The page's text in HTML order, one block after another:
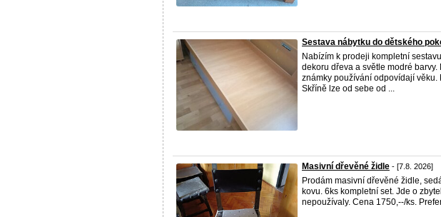
Sestava nábytku do dětského
Nabízím k prodeji kompletní
dekoru dřeva a světle modré
známky používání odpovídají věku.
Skříně lze od sebe od ...
Masivní dřevěné židle - [7.8. 2026]
Prodám masivní dřevěné židle,
kovu. 6ks kompletní set. Jde o
nepoužívaly. Cena 1750,--/ks.